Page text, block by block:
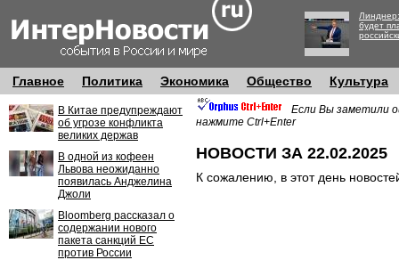
будет
Главное Политика Экономика Общество Культура
В Китае предупреждают
об угрозе конфликта
великих держав
В одной из кофеен
Львова неожиданно
появилась Анджелина
Джоли
Bloomberg рассказал о
содержании нового
пакета санкций ЕС
против России
Если Вы заметили
нажмите Ctrl+Enter
НОВОСТИ ЗА 22.02.2025
К сожалению, в этот день